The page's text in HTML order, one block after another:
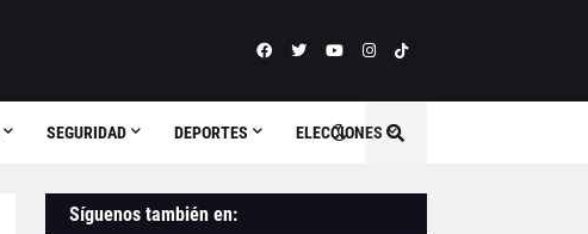
SEGURIDAD DEPORTES ELECCIONES
Síguenos también en: